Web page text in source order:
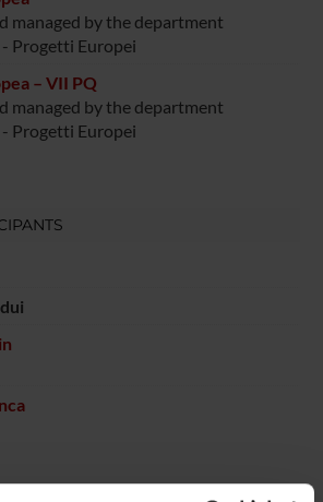
managed by the department
- Progetti Europei
– VII PQ
managed by the department
- Progetti Europei